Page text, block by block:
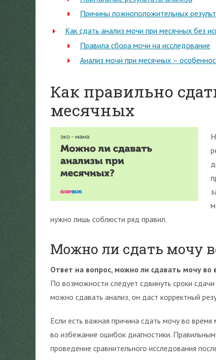
Причины ложноположительных
Как сдать анализ мочи при месячных без
Правила сбора мочи на исследование
Анализ мочи при месячных –
Как правильно
месячных
нужно лишь соблюсти ряд правил.
Можно ли сдать мочу
Ответ на вопрос, можно ли сдавать мочу
По возможности следует сдвинуть сроки
можно сдавать анализ, он даст корректный
Если есть важная причина сдать мочу во
во избежание ошибок диагностики.
проведение сравнительного исследования